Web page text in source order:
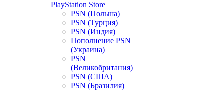
PlayStation Store
PSN (Польша)
PSN (Турция)
PSN (Индия)
Пополнение PSN
(Украина)
PSN
(Великобритания)
PSN (США)
PSN (Бразилия)